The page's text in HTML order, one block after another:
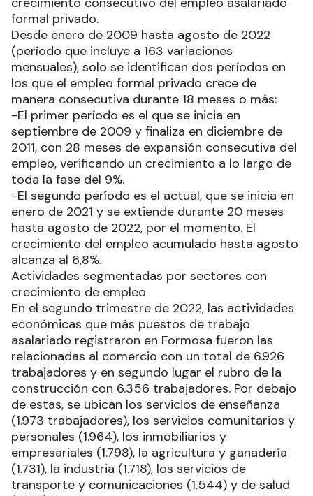
formal privado.
Desde enero de 2009 hasta agosto de 2022
(período que incluye a 163 variaciones
mensuales), solo se identifican dos períodos en
los que el empleo formal privado crece de
manera consecutiva durante 18 meses o más:
-El primer período es el que se inicia en
septiembre de 2009 y finaliza en diciembre de
2011, con 28 meses de expansión consecutiva del
empleo, verificando un crecimiento a lo largo de
toda la fase del 9%.
-El segundo período es el actual, que se inicia en
enero de 2021 y se extiende durante 20 meses
hasta agosto de 2022, por el momento. El
crecimiento del empleo acumulado hasta agosto
alcanza al 6,8%.
Actividades segmentadas por sectores con
crecimiento de empleo
En el segundo trimestre de 2022, las actividades
económicas que más puestos de trabajo
asalariado registraron en Formosa fueron las
relacionadas al comercio con un total de 6.926
trabajadores y en segundo lugar el rubro de la
construcción con 6.356 trabajadores. Por debajo
de estas, se ubican los servicios de enseñanza
(1.973 trabajadores), los servicios comunitarios y
personales (1.964), los inmobiliarios y
empresariales (1.798), la agricultura y ganadería
(1.731), la industria (1.718), los servicios de
transporte y comunicaciones (1.544) y de salud